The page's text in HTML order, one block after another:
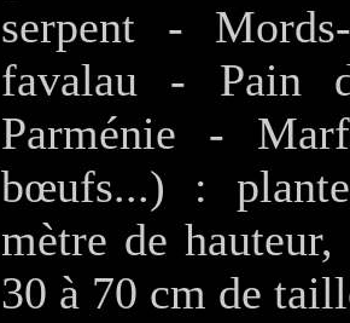
serpent -
favalau - Pain
Parménie -
bœufs...) :
mètre de
30 à 70 cm de